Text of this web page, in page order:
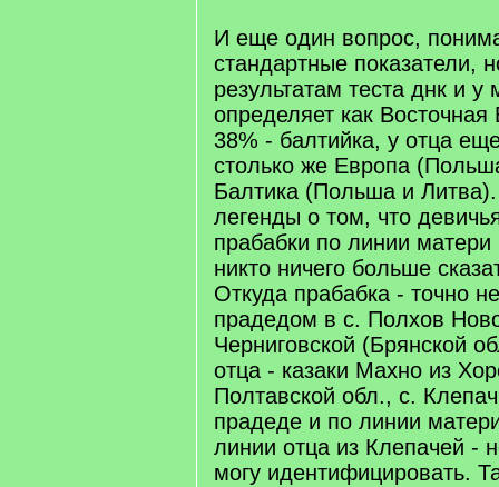
И еще один вопрос,
стандартные показатели,
результатам теста днк и
определяет как
38% - балтийка, у отца
столько же Европа
Балтика (Польша и
легенды о том, что
прабабки по линии
никто ничего больше
Откуда прабабка - точно
прадедом в с. Полхов
Черниговской (Брянской
отца - казаки Махно из
Полтавской обл., с.
прадеде и по линии
линии отца из Клепачей -
могу идентифицировать.